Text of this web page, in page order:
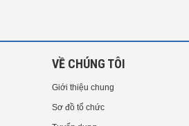
VỀ CHÚNG TÔI
Giới thiệu chung
Sơ đồ tổ chức